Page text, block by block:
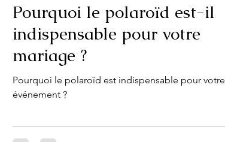
Pourquoi le polaroïd est-il
indispensable pour votre
mariage ?
Pourquoi le polaroïd est indispensable pour votre
événement ?